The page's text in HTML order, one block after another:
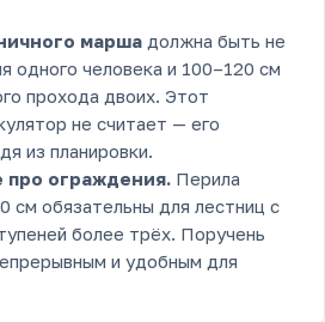
марша должна быть не
одного человека и 100–120 см
прохода двоих. Этот
не считает — его
из планировки.
про ограждения. Перила
см обязательны для лестниц с
более трёх. Поручень
и удобным для